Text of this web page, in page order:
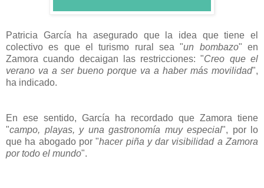
Patricia García ha asegurado que la idea que tiene el
colectivo es que el turismo rural sea "un bombazo" en
Zamora cuando decaigan las restricciones: "Creo que el
verano va a ser bueno porque va a haber más movilidad",
ha indicado.
En ese sentido, García ha recordado que Zamora tiene
"campo, playas, y una gastronomía muy especial", por lo
que ha abogado por "hacer piña y dar visibilidad a Zamora
por todo el mundo".